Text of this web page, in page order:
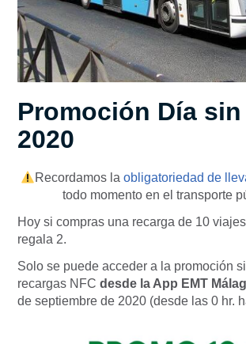
Promoción Día
2020
Recordamos laobligatoriedad de
todo momento en el transporte
Hoy si compras una recarga de 10
regala 2.
Solo se puede acceder a la promoción
recargas NFC desde la App EMT
de septiembre de 2020 (desde las 0 hr.